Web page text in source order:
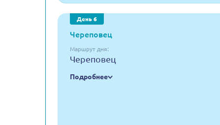
День 6
Череповец
Маршрут дня:
Череповец
Подробнее